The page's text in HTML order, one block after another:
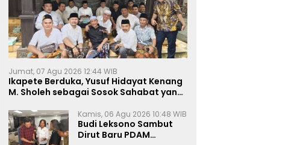
Jumat, 07 Agu 2026 12:44 WIB
Ikapete Berduka, Yusuf Hidayat Kenang
M. Sholeh sebagai Sosok Sahabat yang
Kamis, 06 Agu 2026 10:48 WIB
Budi Leksono Sambut
Dirut Baru PDAM